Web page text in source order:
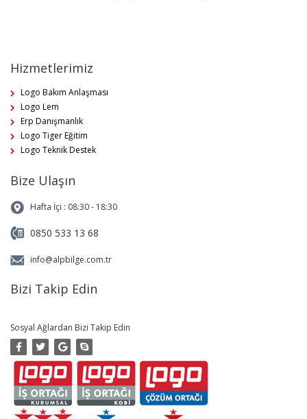
Hizmetlerimiz
Logo Bakım Anlaşması
Logo Lem
Erp Danışmanlık
Logo Tiger Eğitim
Logo Teknik Destek
Bize Ulaşın
Hafta İçi : 08:30 - 18:30
0850 533 13 68
info@alpbilge.com.tr
Bizi Takip Edin
Sosyal Ağlardan Bizi Takip Edin